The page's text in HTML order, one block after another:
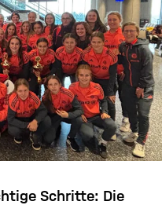
Schritte: Die